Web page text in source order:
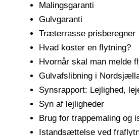
Malingsgaranti
Gulvgaranti
Træterrasse prisberegner
Hvad koster en flytning?
Hvornår skal man melde
Gulvafslibning i
Synsrapport: Lejlighed,
Syn af lejligheder
Brug for trappemaling og
Istandsættelse ved